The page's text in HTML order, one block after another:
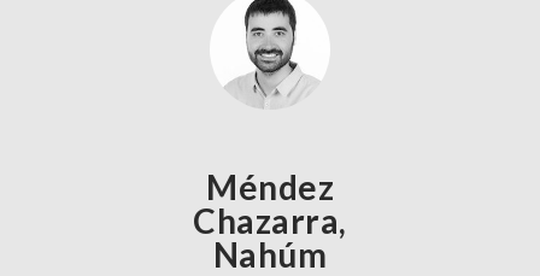
Méndez
Chazarra,
Nahúm